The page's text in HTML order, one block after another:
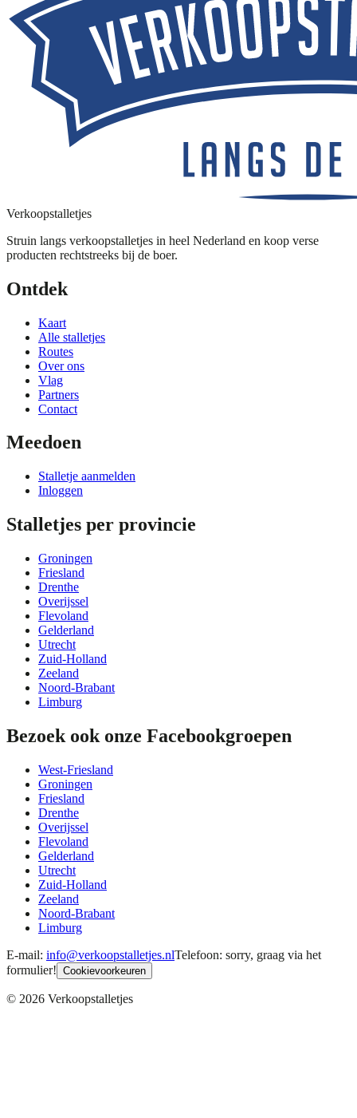
Verkoopstalletjes
Struin langs verkoopstalletjes in heel Nederland en koop verse
producten rechtstreeks bij de boer.
Ontdek
Kaart
Alle stalletjes
Routes
Over ons
Vlag
Partners
Contact
Meedoen
Stalletje aanmelden
Inloggen
Stalletjes per provincie
Groningen
Friesland
Drenthe
Overijssel
Flevoland
Gelderland
Utrecht
Zuid-Holland
Zeeland
Noord-Brabant
Limburg
Bezoek ook onze Facebookgroepen
West-Friesland
Groningen
Friesland
Drenthe
Overijssel
Flevoland
Gelderland
Utrecht
Zuid-Holland
Zeeland
Noord-Brabant
Limburg
E-mail: info@verkoopstalletjes.nlTelefoon: sorry, graag via het
formulier! Cookievoorkeuren
© 2026 Verkoopstalletjes